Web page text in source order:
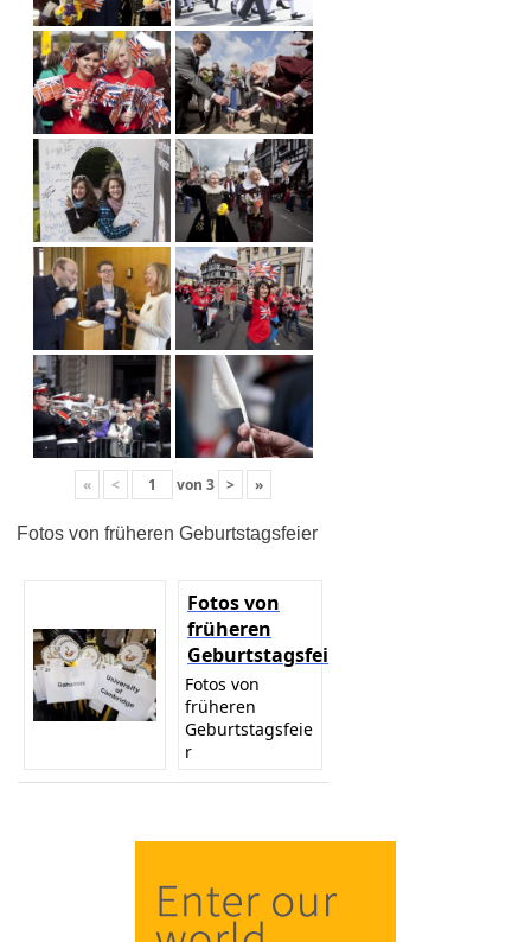
« < von 3 > »
Fotos von früheren Geburtstagsfeier
Fotos von
früheren
Geburtstagsfeier
Fotos von
früheren
Geburtstagsfeie
r